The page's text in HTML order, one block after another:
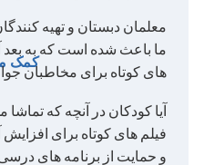
کمک
معلمان دبستان و تهیه
ما باعث شده است که به بعد
های کوتاه برای مخاطبان
آیا کودکان در آنچه که
فیلم های کوتاه برای
و حمایت از برنامه های